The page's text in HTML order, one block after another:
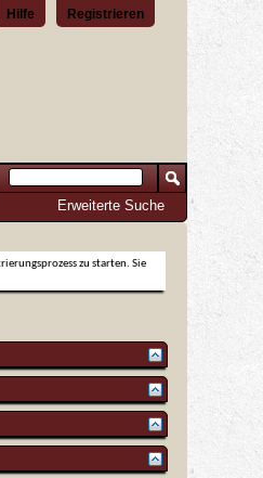
Registrieren
Hilfe
Erweiterte Suche
zu starten. Sie